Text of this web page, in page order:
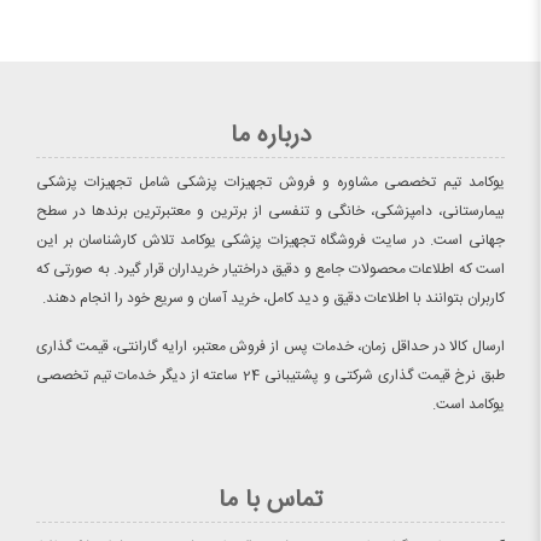
درباره ما
یوکامد تیم تخصصی مشاوره و فروش تجهیزات پزشکی شامل تجهیزات پزشکی
بیمارستانی، دامپزشکی، خانگی و تنفسی از برترین و معتبرترین برندها در سطح
جهانی است. در سایت فروشگاه تجهیزات پزشکی یوکامد تلاش کارشناسان بر این
است که اطلاعات محصولات جامع و دقیق دراختیار خریداران قرار گیرد. به صورتی که
کاربران بتوانند با اطلاعات دقیق و دید کامل، خرید آسان و سریع خود را انجام دهند.
ارسال کالا در حداقل زمان، خدمات پس از فروش معتبر، ارایه گارانتی، قیمت گذاری
طبق نرخ قیمت گذاری شرکتی و پشتیبانی 24 ساعته از دیگر خدمات تیم تخصصی
یوکامد است.
تماس با ما